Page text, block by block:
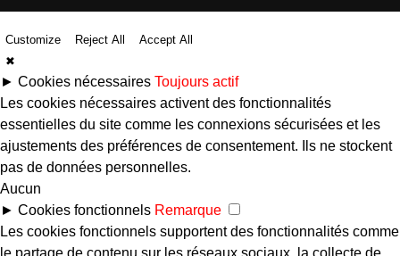
Customize Reject All
Accept All
✖
► Cookies nécessaires Toujours actif
Les cookies nécessaires activent des fonctionnalités
essentielles du site comme les connexions sécurisées et les
ajustements des préférences de consentement. Ils ne stockent
pas de données personnelles.
Aucun
► Cookies fonctionnels Remarque
Les cookies fonctionnels supportent des fonctionnalités comme
le partage de contenu sur les réseaux sociaux, la collecte de